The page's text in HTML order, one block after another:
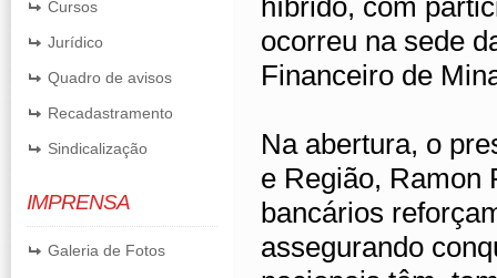
Cursos
Jurídico
Quadro de avisos
Recadastramento
Sindicalização
IMPRENSA
Galeria de Fotos
híbrido, com
ocorreu na sede
Financeiro de
Na abertura, o
e Região, Ramon
bancários
assegurando